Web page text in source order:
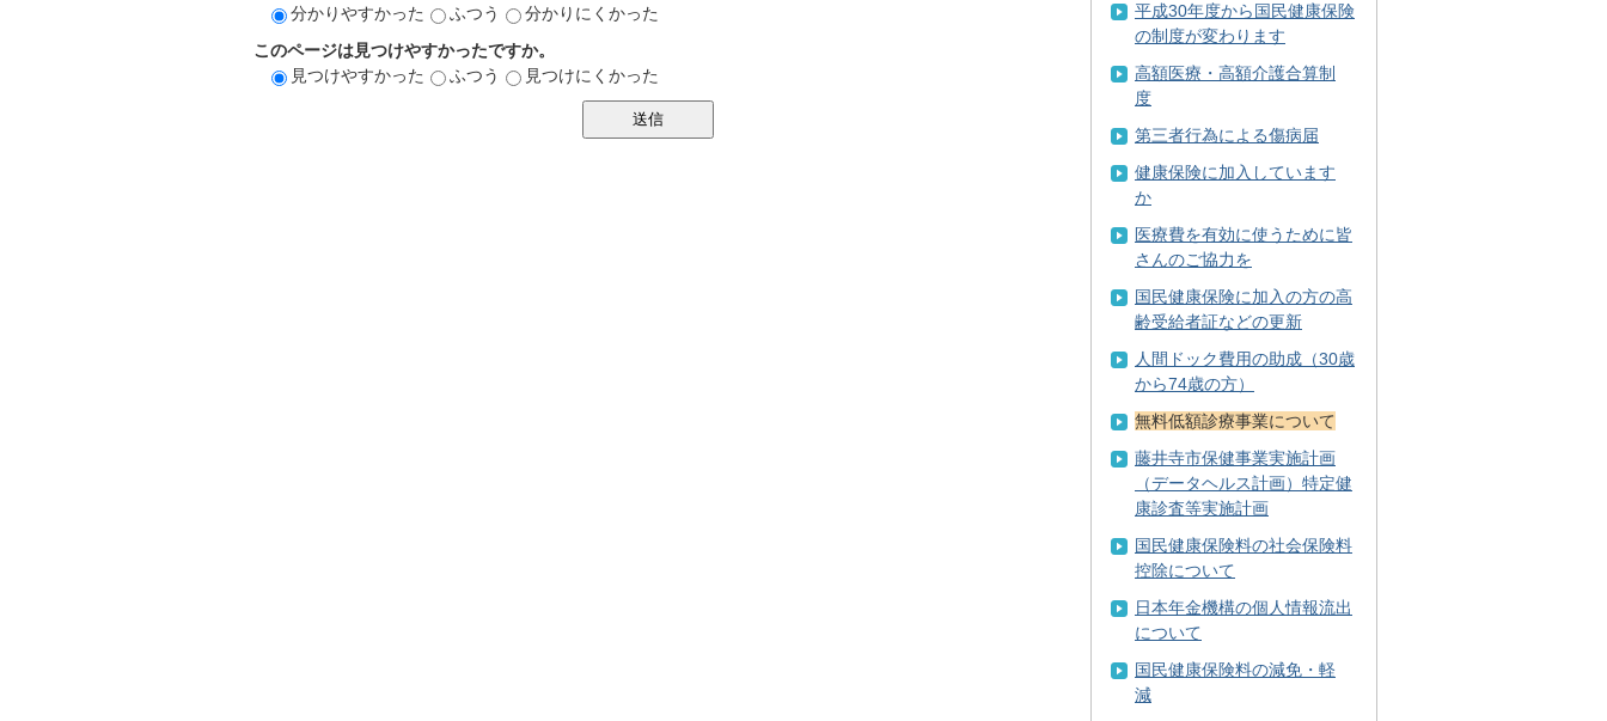
分かりやすかった
ふつう
分かりにくかった
このページは見つけやすかったですか。
見つけやすかった
ふつう 見つけにくかった
平成30年度から国民健康保険
の制度が変わります
高額医療・高額介護合算制
度
第三者行為による傷病届
健康保険に加入しています
か
医療費を有効に使うために皆
さんのご協力を
国民健康保険に加入の方の高
齢受給者証などの更新
人間ドック費用の助成（30歳
から74歳の方）
無料低額診療事業について
藤井寺市保健事業実施計画
（データヘルス計画）特定健
康診査等実施計画
国民健康保険料の社会保険料
控除について
日本年金機構の個人情報流出
について
国民健康保険料の減免・軽
減